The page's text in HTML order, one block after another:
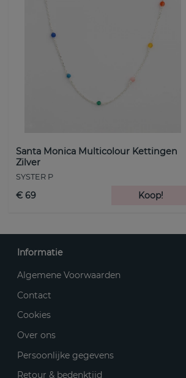
Santa Monica Multicolour Kettingen
Zilver
SYSTER P
€ 69 Koop!
Informatie
Algemene Voorwaarden
Contact
Cookies
Over ons
Persoonlijke gegevens
Retour & bedenktijd